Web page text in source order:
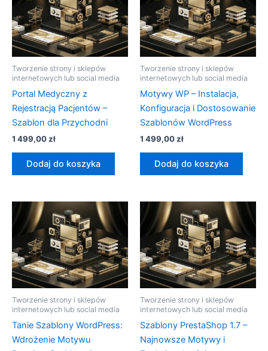
Tworzenie strony i sklepów
internetowych lub social media
Portal Medyczny z
Rejestracją Pacjentów –
Szablon dla Przychodni
1 499,00zł
Dodaj do koszyka
Tworzenie strony i sklepów
internetowych lub social media
Motywy WP – Instalacja,
Konfiguracja i Dostosowanie
Szablonów WordPress
1 499,00zł
Dodaj do koszyka
Tworzenie strony i sklepów
internetowych lub social media
Tanie Szablony WordPress:
Wdrożenie Motywu
Tworzenie strony i sklepów
internetowych lub social media
Szablony PrestaShop 1.7 –
Najnowsze Motywy i